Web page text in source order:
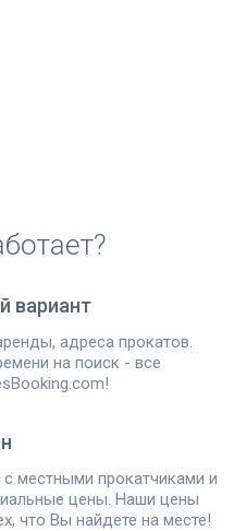
вариант
адреса прокатов.
на поиск - все
местными прокатчиками и
цены. Наши цены
что Вы найдете на месте!